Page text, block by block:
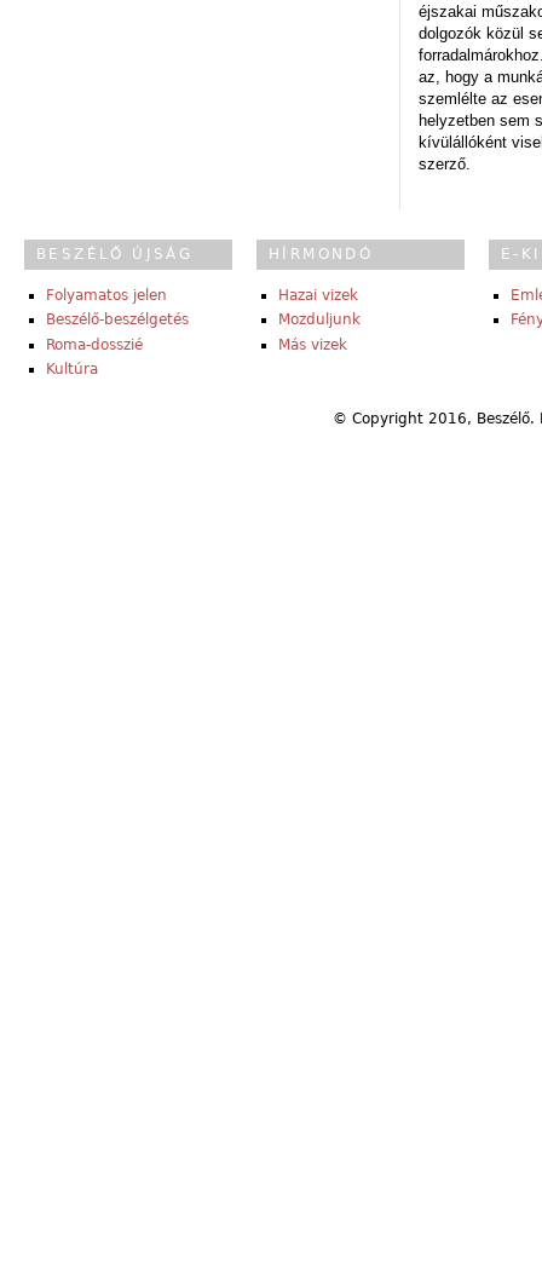
éjszakai
dolgozók közül
az, hogy a
szemlélte az
helyzetben sem
kívülállóként
szerző.
BESZÉLŐ ÚJSÁG
Folyamatos jelen
Beszélő-beszélgetés
Roma-dosszié
Kultúra
HÍRMONDÓ
Hazai vizek
Mozduljunk
Más vizek
E-
© Copyright 2016,